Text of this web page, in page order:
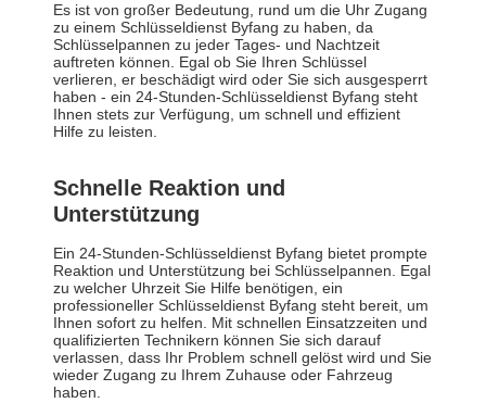
Es ist von großer Bedeutung, rund um die Uhr Zugang
zu einem Schlüsseldienst Byfang zu haben, da
Schlüsselpannen zu jeder Tages- und Nachtzeit
auftreten können. Egal ob Sie Ihren Schlüssel
verlieren, er beschädigt wird oder Sie sich ausgesperrt
haben - ein 24-Stunden-Schlüsseldienst Byfang steht
Ihnen stets zur Verfügung, um schnell und effizient
Hilfe zu leisten.
Schnelle Reaktion und
Unterstützung
Ein 24-Stunden-Schlüsseldienst Byfang bietet prompte
Reaktion und Unterstützung bei Schlüsselpannen. Egal
zu welcher Uhrzeit Sie Hilfe benötigen, ein
professioneller Schlüsseldienst Byfang steht bereit, um
Ihnen sofort zu helfen. Mit schnellen Einsatzzeiten und
qualifizierten Technikern können Sie sich darauf
verlassen, dass Ihr Problem schnell gelöst wird und Sie
wieder Zugang zu Ihrem Zuhause oder Fahrzeug
haben.